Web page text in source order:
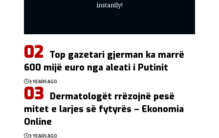
instantly!
Top gazetari gjerman ka marrë
600 mijë euro nga aleati i Putinit
3 YEARS AGO
Dermatologët rrëzojnë pesë
mitet e larjes së fytyrës – Ekonomia
Online
3 YEARS AGO